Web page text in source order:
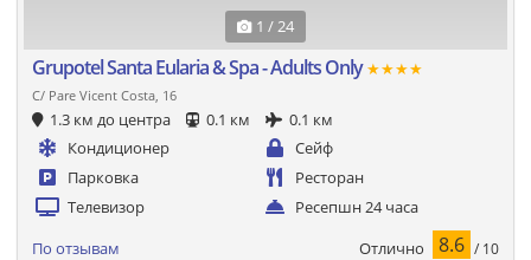
1 / 24
Grupotel Santa Eularia & Spa - Adults Only★★★★
C/ Pare Vicent Costa, 16
1.3 км до центра 0.1 км
0.1 км
Кондиционер
Сейф
Парковка
Ресторан
Телевизор
Ресепшн 24 часа
По отзывам Отлично 8.6 / 10